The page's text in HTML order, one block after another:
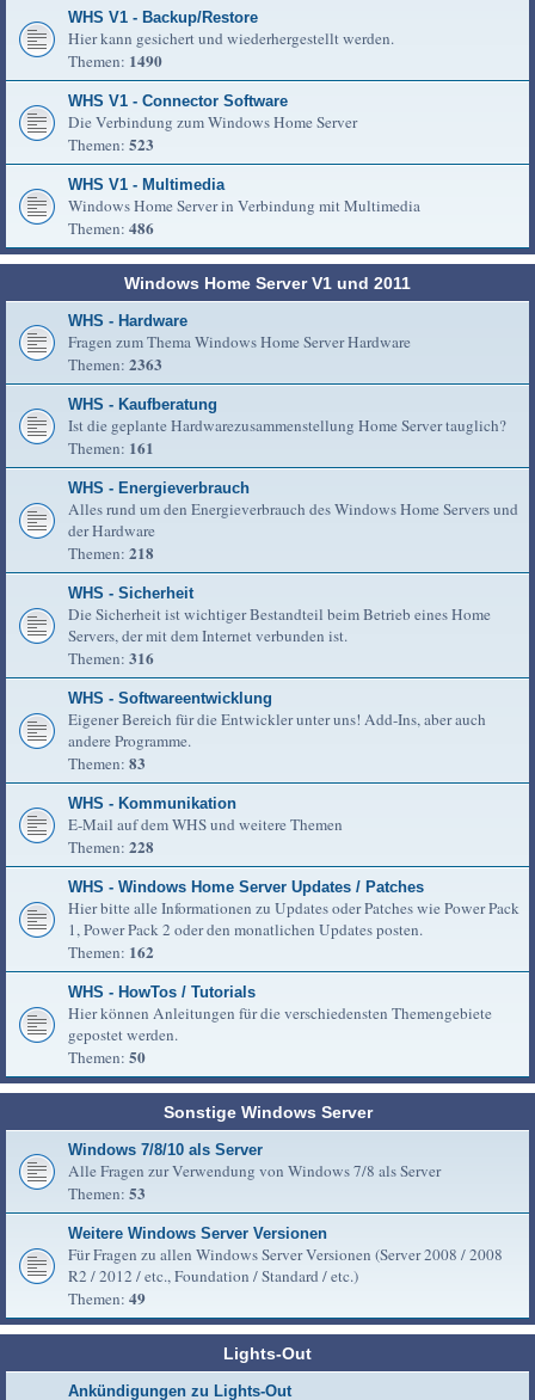
WHS V1 - Backup/Restore
Hier kann gesichert und wiederhergestellt werden.
Themen: 1490
WHS V1 - Connector Software
Die Verbindung zum Windows Home Server
Themen: 523
WHS V1 - Multimedia
Windows Home Server in Verbindung mit Multimedia
Themen: 486
Windows Home Server V1 und 2011
WHS - Hardware
Fragen zum Thema Windows Home Server Hardware
Themen: 2363
WHS - Kaufberatung
Ist die geplante Hardwarezusammenstellung Home Server tauglich?
Themen: 161
WHS - Energieverbrauch
Alles rund um den Energieverbrauch des Windows Home Servers und
der Hardware
Themen: 218
WHS - Sicherheit
Die Sicherheit ist wichtiger Bestandteil beim Betrieb eines Home
Servers, der mit dem Internet verbunden ist.
Themen: 316
WHS - Softwareentwicklung
Eigener Bereich für die Entwickler unter uns! Add-Ins, aber auch
andere Programme.
Themen: 83
WHS - Kommunikation
E-Mail auf dem WHS und weitere Themen
Themen: 228
WHS - Windows Home Server Updates / Patches
Hier bitte alle Informationen zu Updates oder Patches wie Power Pack
1, Power Pack 2 oder den monatlichen Updates posten.
Themen: 162
WHS - HowTos / Tutorials
Hier können Anleitungen für die verschiedensten Themengebiete
gepostet werden.
Themen: 50
Sonstige Windows Server
Windows 7/8/10 als Server
Alle Fragen zur Verwendung von Windows 7/8 als Server
Themen: 53
Weitere Windows Server Versionen
Für Fragen zu allen Windows Server Versionen (Server 2008 / 2008
R2 / 2012 / etc., Foundation / Standard / etc.)
Themen: 49
Lights-Out
Ankündigungen zu Lights-Out